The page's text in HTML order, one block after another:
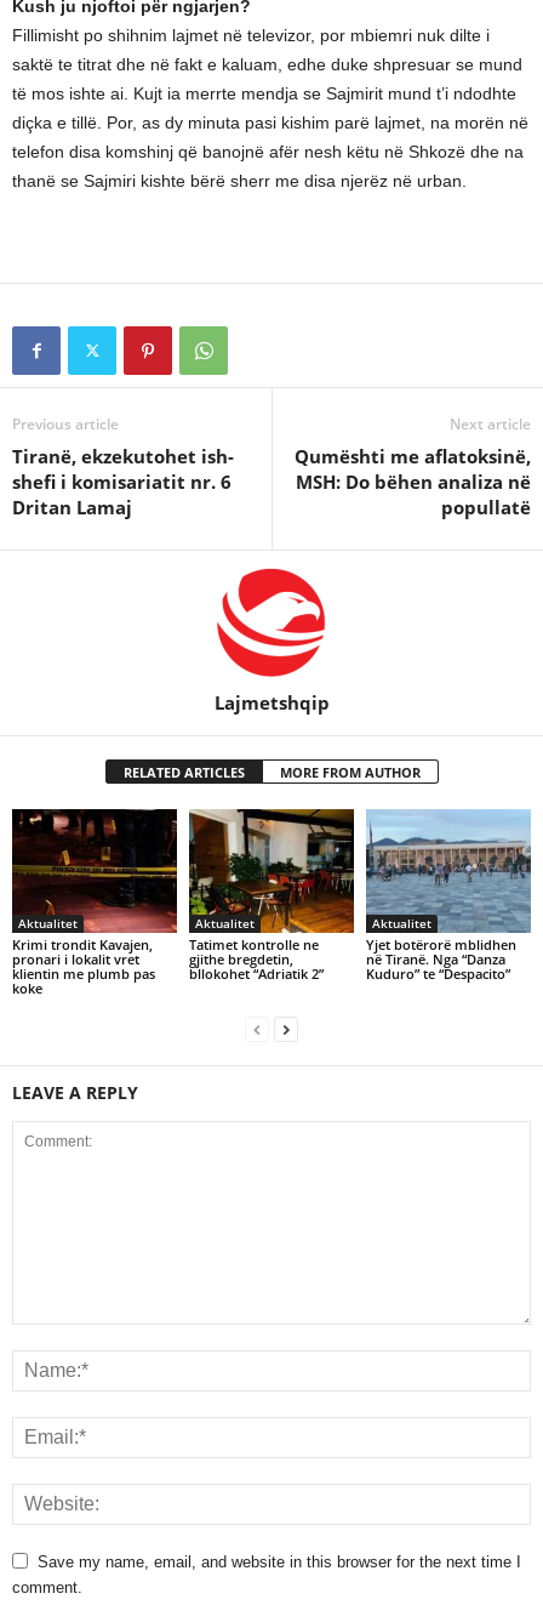
Kush ju njoftoi për ngjarjen?
Fillimisht po shihnim lajmet në televizor, por mbiemri nuk dilte i
saktë te titrat dhe në fakt e kaluam, edhe duke shpresuar se mund
të mos ishte ai. Kujt ia merrte mendja se Sajmirit mund t’i ndodhte
diçka e tillë. Por, as dy minuta pasi kishim parë lajmet, na morën në
telefon disa komshinj që banojnë afër nesh këtu në Shkozë dhe na
thanë se Sajmiri kishte bërë sherr me disa njerëz në urban.
Previous article
Tiranë, ekzekutohet ish-
shefi i komisariatit nr. 6
Dritan Lamaj
Next article
Qumështi me aflatoksinë,
MSH: Do bëhen analiza në
popullatë
Lajmetshqip
RELATED ARTICLES MORE FROM AUTHOR
Aktualitet
Krimi trondit Kavajen,
pronari i lokalit vret
klientin me plumb pas
koke
Aktualitet
Tatimet kontrolle ne
gjithe bregdetin,
bllokohet “Adriatik 2”
Aktualitet
Yjet botërorë mblidhen
në Tiranë. Nga “Danza
Kuduro” te “Despacito”
LEAVE A REPLY
Save my name, email, and website in this browser for the next time I
comment.